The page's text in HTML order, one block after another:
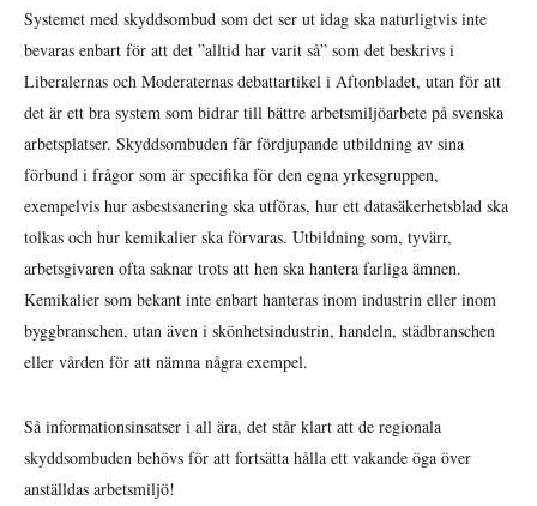
Systemet med skyddsombud som det ser ut idag ska naturligtvis inte
bevaras enbart för att det ”alltid har varit så” som det beskrivs i
Liberalernas och Moderaternas debattartikel i Aftonbladet, utan för att
det är ett bra system som bidrar till bättre arbetsmiljöarbete på svenska
arbetsplatser. Skyddsombuden får fördjupande utbildning av sina
förbund i frågor som är specifika för den egna yrkesgruppen,
exempelvis hur asbestsanering ska utföras, hur ett datasäkerhetsblad ska
tolkas och hur kemikalier ska förvaras. Utbildning som, tyvärr,
arbetsgivaren ofta saknar trots att hen ska hantera farliga ämnen.
Kemikalier som bekant inte enbart hanteras inom industrin eller inom
byggbranschen, utan även i skönhetsindustrin, handeln, städbranschen
eller vården för att nämna några exempel.
Så informationsinsatser i all ära, det står klart att de regionala
skyddsombuden behövs för att fortsätta hålla ett vakande öga över
anställdas arbetsmiljö!